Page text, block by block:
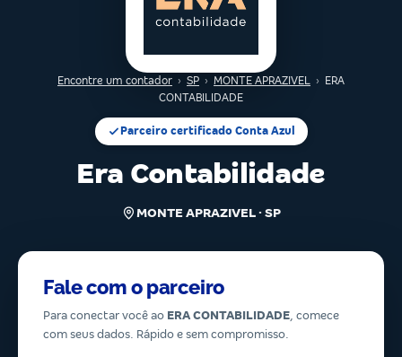
Encontre um contador › SP › MONTE APRAZIVEL ›
ERA
CONTABILIDADE
Parceiro certificado Conta Azul
Era Contabilidade
MONTE APRAZIVEL · SP
Fale com o parceiro
Para conectar você ao ERA CONTABILIDADE, comece
com seus dados. Rápido e sem compromisso.